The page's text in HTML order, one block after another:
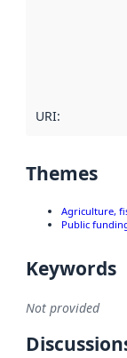
URI:
Themes
Agriculture,
Public
Keywords
Not provided